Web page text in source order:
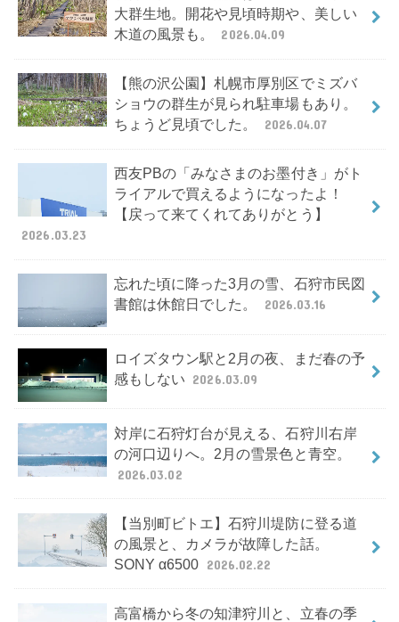
大群生地。開花や見頃時期や、美しい
木道の風景も。
2026.04.09
【熊の沢公園】札幌市厚別区でミズバ
ショウの群生が見られ駐車場もあり。
ちょうど見頃でした。
2026.04.07
西友PBの「みなさまのお墨付き」がト
ライアルで買えるようになったよ！
【戻って来てくれてありがとう】
2026.03.23
忘れた頃に降った3月の雪、石狩市民図
書館は休館日でした。
2026.03.16
ロイズタウン駅と2月の夜、まだ春の予
感もしない 2026.03.09
対岸に石狩灯台が見える、石狩川右岸
の河口辺りへ。2月の雪景色と青空。
2026.03.02
【当別町ビトエ】石狩川堤防に登る道
の風景と、カメラが故障した話。
SONY α6500 2026.02.22
高富橋から冬の知津狩川と、立春の季